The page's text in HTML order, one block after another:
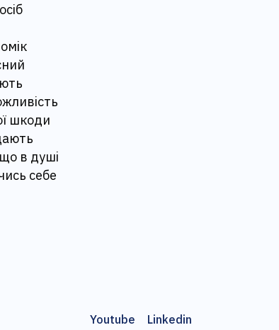
​​шкоди
в душі
себе
Youtube Linkedin